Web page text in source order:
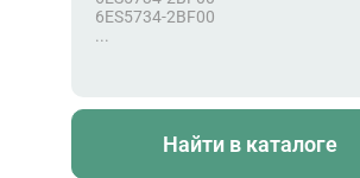
6ES5734-2BF00
...
Найти в каталоге